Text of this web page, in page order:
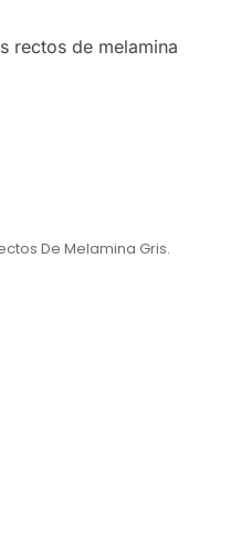
rectos de melamina
De Melamina Gris.